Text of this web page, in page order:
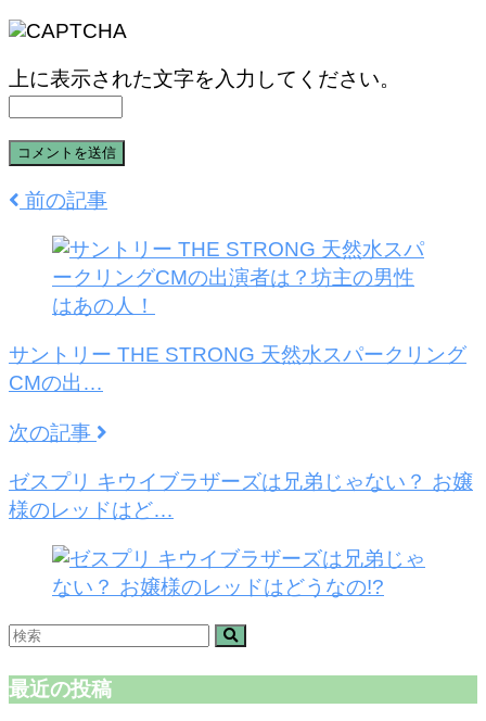
上に表示された文字を入力してください。
前の記事
サントリー THE STRONG 天然水スパークリング
CMの出…
次の記事
ゼスプリ キウイブラザーズは兄弟じゃない？ お嬢
様のレッドはど…
最近の投稿